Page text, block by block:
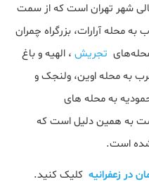
شهر تهران است که از سمت
محله آرارات، بزرگراه چمران
تجریش ، الهیه و باغ
به محله اوین، ولنجک و
به محله های
به همین دلیل است که
شده است.
در زعفرانیه کلیک کنید.